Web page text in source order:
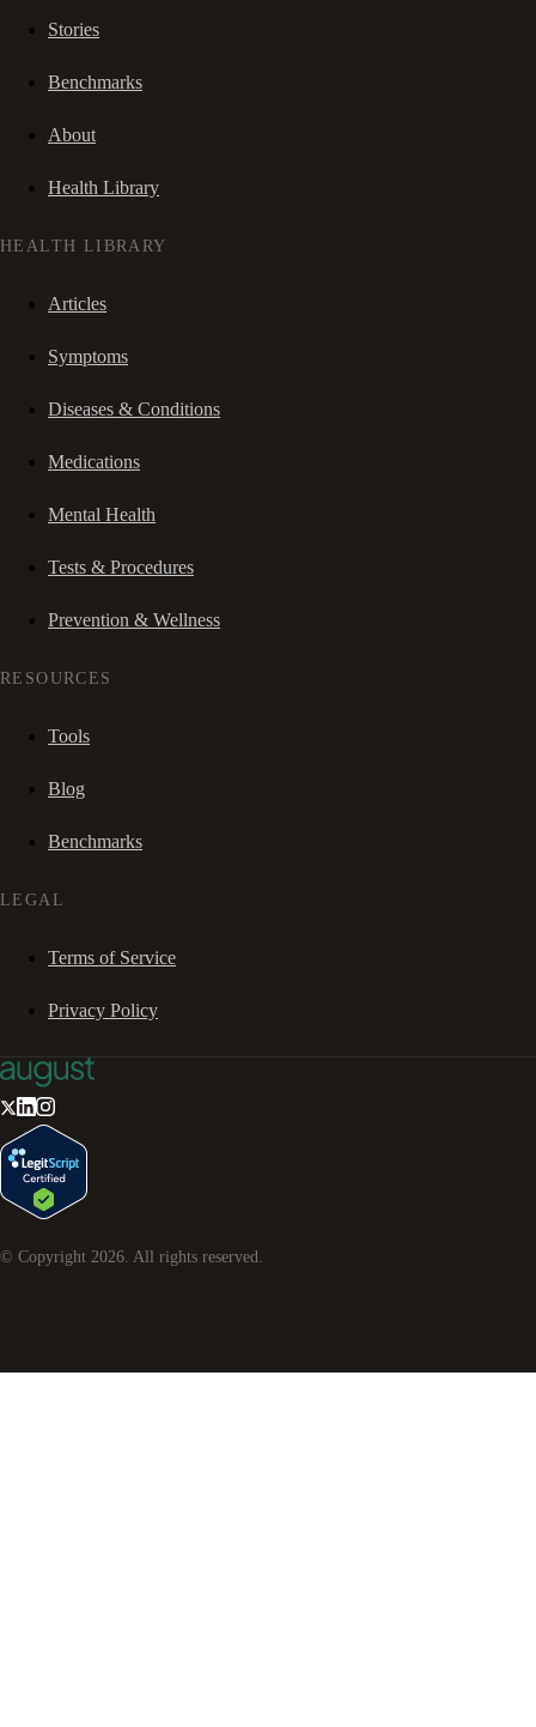
Stories
Benchmarks
About
Health Library
HEALTH LIBRARY
Articles
Symptoms
Diseases & Conditions
Medications
Mental Health
Tests & Procedures
Prevention & Wellness
RESOURCES
Tools
Blog
Benchmarks
LEGAL
Terms of Service
Privacy Policy
© Copyright 2026. All rights reserved.